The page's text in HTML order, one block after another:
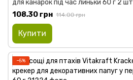
для канарок під час линьки 60 г 2 шт
108.30 грн 114.00 грн
Купити
−5%